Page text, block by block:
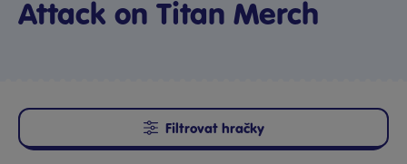
Attack on Titan Merch
Filtrovat hračky